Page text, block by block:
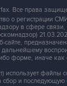
Все права
о регистрации
в сфере
форме, иначе
использует файлы
сбор и последующую